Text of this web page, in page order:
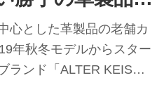
カドヤ”へ／
画室 小谷渉さ
心とした革製品の老舗カ
年秋冬モデルからスター
ランド「ALTER KEIS」